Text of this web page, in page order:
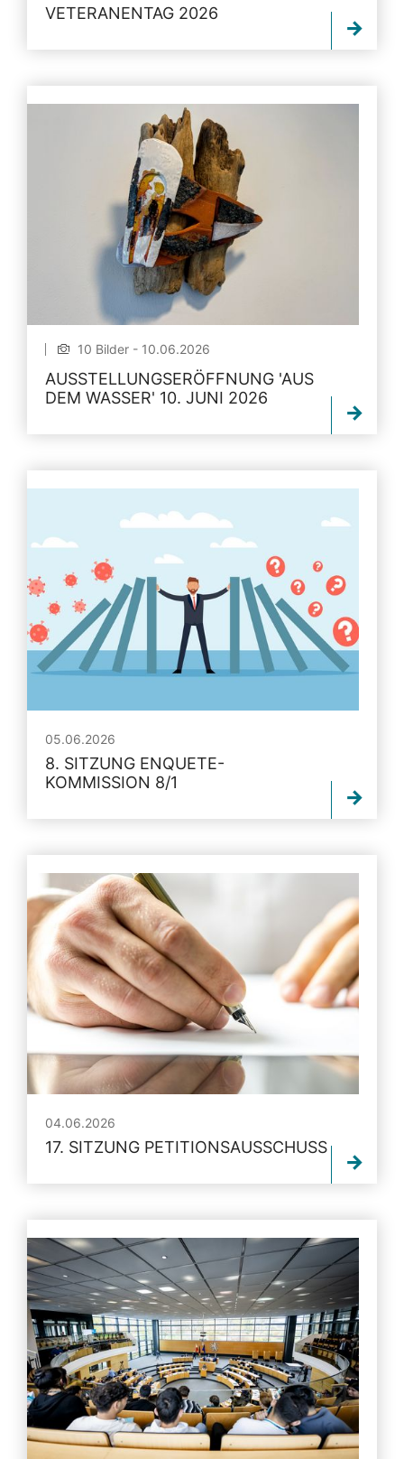
VETERANENTAG 2026
10 Bilder - 10.06.2026
AUSSTELLUNGSERÖFFNUNG 'AUS
DEM WASSER' 10. JUNI 2026
05.06.2026
8. SITZUNG ENQUETE-
KOMMISSION 8/1
04.06.2026
17. SITZUNG PETITIONSAUSSCHUSS